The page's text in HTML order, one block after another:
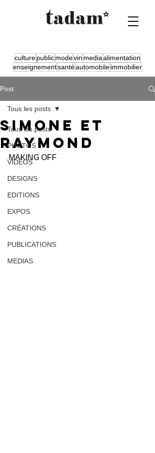
culturepublicmodevin mediaalimentation
enseignementsantéautomobileimmobilier
Post
Tous les posts
PHOTOS
VIDÉOS
DESIGNS
EDITIONS
EXPOS
CRÉATIONS
PUBLICATIONS
MEDIAS
Tous les posts
SIMONE ET
RAYMOND
MAKING OFF